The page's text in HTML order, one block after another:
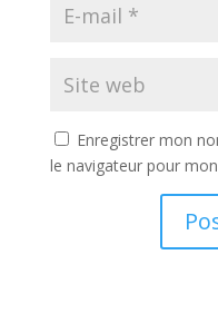
Enregistrer mon
le navigateur pour